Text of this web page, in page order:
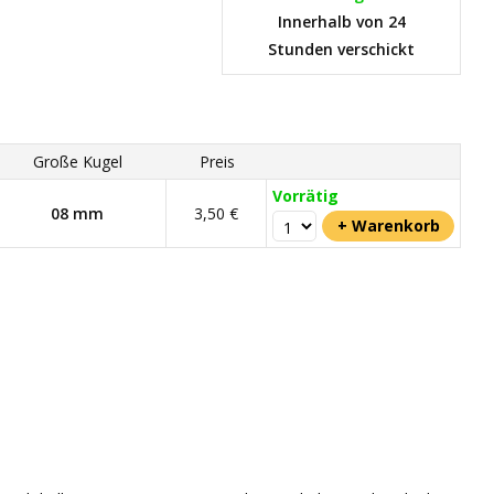
Innerhalb von 24
Stunden verschickt
Große Kugel Preis
08 mm 3,50 €
Vorrätig